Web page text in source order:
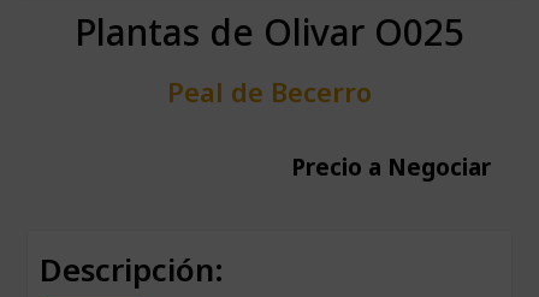
Plantas de Olivar O025
Peal de Becerro
Precio a Negociar
Descripción: